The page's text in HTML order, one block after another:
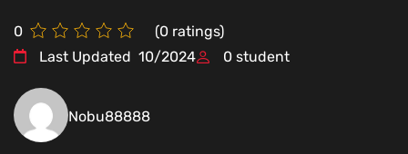
0 (0 ratings)
Last Updated 10/2024 0 student
Nobu88888